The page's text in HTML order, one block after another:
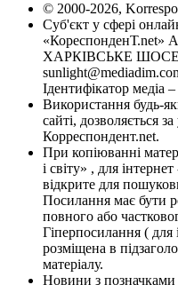
© 2000-2026,
Суб'єкт у сфері
«КореспонденТ.net»
ХАРКІВСЬКЕ ШОСЕ,
Ідентифікатор медіа
Використання будь-
сайті, дозволяється
Корреспондент.net.
При копіюванні
і світу» , для
відкрите для
Посилання має бути
повного або
Гіперпосилання (
розміщена в
матеріалу.
Новини з